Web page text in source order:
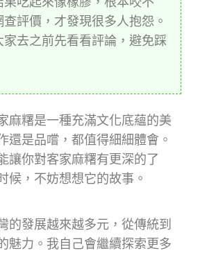
評價，才發現很多人抱怨。
家去之前先看看評論，避免踩
麻糬是一種充滿文化底蘊的美
還是品嚐，都值得細細體會。
讓你對客家麻糬有更深的了
候，不妨想想它的故事。
的發展越來越多元，從傳統到
魅力。我自己會繼續探索更多